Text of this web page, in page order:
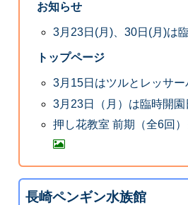
お知らせ
3月23日(月)、30日(月)は
トップページ
3月15日はツルとレッサー
3月23日（月）は臨時開園
押し花教室 前期（全6回
長崎ペンギン水族館